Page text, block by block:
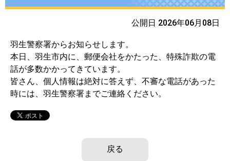
公開日 2026年06月08日
羽生警察署からお知らせします。
本日、羽生市内に、郵便会社をかたった、特殊詐欺の電
話が多数かかってきています。
皆さん、個人情報は絶対に答えず、不審な電話があった
時には、羽生警察署までご連絡ください。
戻る